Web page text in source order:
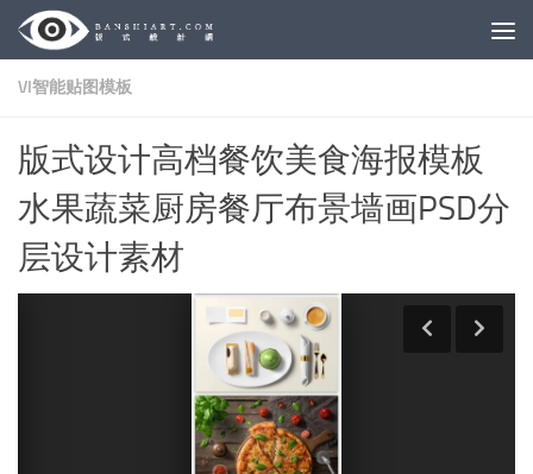
Skip to content
VI智能贴图模板
版式设计高档餐饮美食海报模板
水果蔬菜厨房餐厅布景墙画PSD分
层设计素材